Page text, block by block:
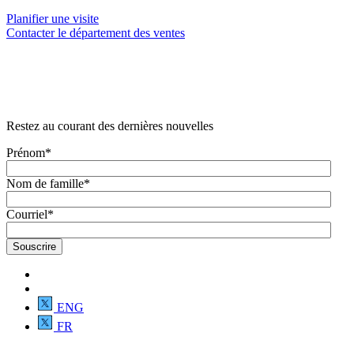
Planifier une visite
Contacter le département des ventes
Restez au courant des dernières nouvelles
Prénom*
Nom de famille*
Courriel*
ENG
FR